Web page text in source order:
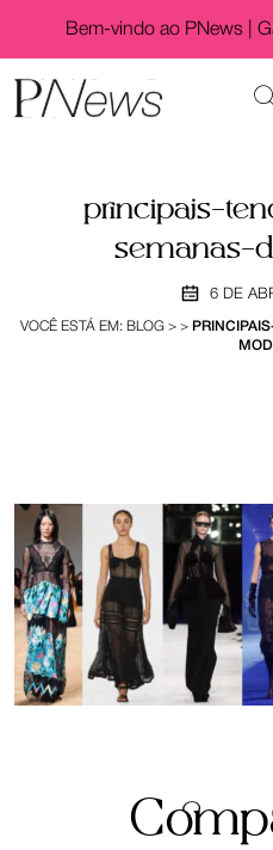
Bem-vindo ao PNews |
principais-
semanas-
6 DE
VOCÊ ESTÁ EM: BLOG> >